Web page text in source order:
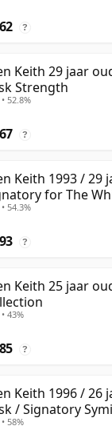
?
Keith 29 jaar
Strength
52.8%
?
Keith 1993 / 29
for The
54.3%
?
Keith 25 jaar
43%
?
Keith 1996 / 26
/ Signatory
58%